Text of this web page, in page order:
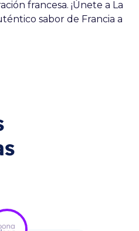
francesa. ¡Únete a La
sabor de Francia a